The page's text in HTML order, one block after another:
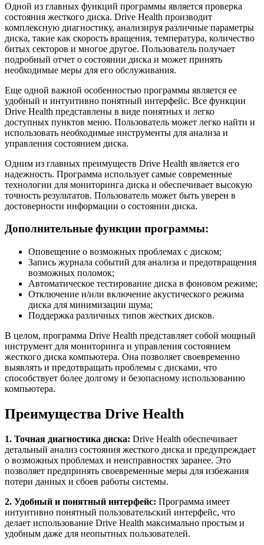
Одной из главных функций программы является проверка
состояния жесткого диска. Drive Health производит
комплексную диагностику, анализируя различные параметры
диска, такие как скорость вращения, температура, количество
битых секторов и многое другое. Пользователь получает
подробный отчет о состоянии диска и может принять
необходимые меры для его обслуживания.
Еще одной важной особенностью программы является ее
удобный и интуитивно понятный интерфейс. Все функции
Drive Health представлены в виде понятных и легко
доступных пунктов меню. Пользователь может легко найти и
использовать необходимые инструменты для анализа и
управления состоянием диска.
Одним из главных преимуществ Drive Health является его
надежность. Программа использует самые современные
технологии для мониторинга диска и обеспечивает высокую
точность результатов. Пользователь может быть уверен в
достоверности информации о состоянии диска.
Дополнительные функции программы:
Оповещение о возможных проблемах с диском;
Запись журнала событий для анализа и предотвращения
возможных поломок;
Автоматическое тестирование диска в фоновом режиме;
Отключение и/или включение акустического режима
диска для минимизации шума;
Поддержка различных типов жестких дисков.
В целом, программа Drive Health представляет собой мощный
инструмент для мониторинга и управления состоянием
жесткого диска компьютера. Она позволяет своевременно
выявлять и предотвращать проблемы с дисками, что
способствует более долгому и безопасному использованию
компьютера.
Преимущества Drive Health
1. Точная диагностика диска: Drive Health обеспечивает
детальный анализ состояния жесткого диска и предупреждает
о возможных проблемах и неисправностях заранее. Это
позволяет предпринять своевременные меры для избежания
потери данных и сбоев работы системы.
2. Удобный и понятный интерфейс: Программа имеет
интуитивно понятный пользовательский интерфейс, что
делает использование Drive Health максимально простым и
удобным даже для неопытных пользователей.